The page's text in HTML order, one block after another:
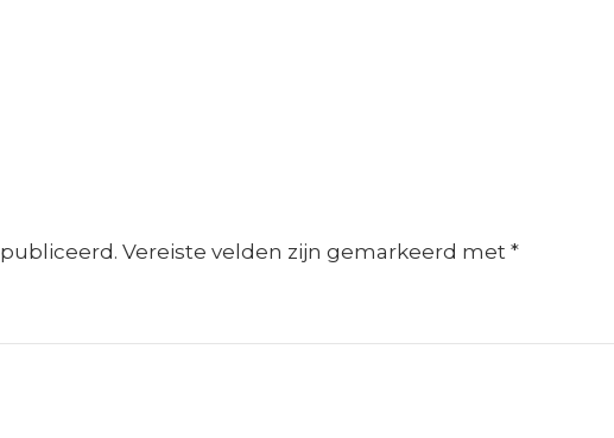
Vereiste velden zijn gemarkeerd met *